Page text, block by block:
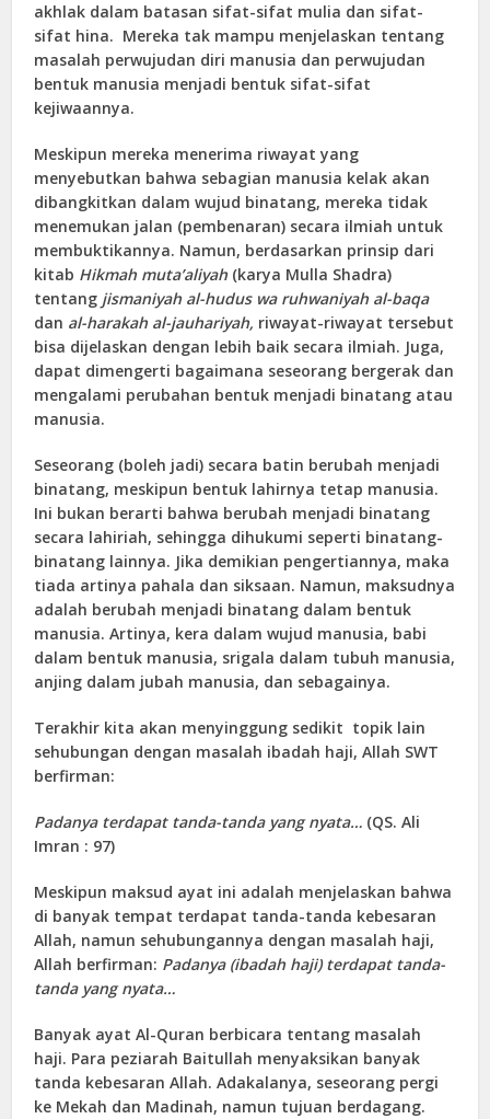
akhlak dalam batasan sifat-sifat mulia dan sifat-
sifat hina. Mereka tak mampu menjelaskan tentang
masalah perwujudan diri manusia dan perwujudan
bentuk manusia menjadi bentuk sifat-sifat
kejiwaannya.
Meskipun mereka menerima riwayat yang
menyebutkan bahwa sebagian manusia kelak akan
dibangkitkan dalam wujud binatang, mereka tidak
menemukan jalan (pembenaran) secara ilmiah untuk
membuktikannya. Namun, berdasarkan prinsip dari
kitab Hikmah muta’aliyah (karya Mulla Shadra)
tentang jismaniyah al-hudus wa ruhwaniyah al-baqa
dan al-harakah al-jauhariyah, riwayat-riwayat tersebut
bisa dijelaskan dengan lebih baik secara ilmiah. Juga,
dapat dimengerti bagaimana seseorang bergerak dan
mengalami perubahan bentuk menjadi binatang atau
manusia.
Seseorang (boleh jadi) secara batin berubah menjadi
binatang, meskipun bentuk lahirnya tetap manusia.
Ini bukan berarti bahwa berubah menjadi binatang
secara lahiriah, sehingga dihukumi seperti binatang-
binatang lainnya. Jika demikian pengertiannya, maka
tiada artinya pahala dan siksaan. Namun, maksudnya
adalah berubah menjadi binatang dalam bentuk
manusia. Artinya, kera dalam wujud manusia, babi
dalam bentuk manusia, srigala dalam tubuh manusia,
anjing dalam jubah manusia, dan sebagainya.
Terakhir kita akan menyinggung sedikit topik lain
sehubungan dengan masalah ibadah haji, Allah SWT
berfirman:
Padanya terdapat tanda-tanda yang nyata… (QS. Ali
Imran : 97)
Meskipun maksud ayat ini adalah menjelaskan bahwa
di banyak tempat terdapat tanda-tanda kebesaran
Allah, namun sehubungannya dengan masalah haji,
Allah berfirman: Padanya (ibadah haji) terdapat tanda-
tanda yang nyata…
Banyak ayat Al-Quran berbicara tentang masalah
haji. Para peziarah Baitullah menyaksikan banyak
tanda kebesaran Allah. Adakalanya, seseorang pergi
ke Mekah dan Madinah, namun tujuan berdagang.